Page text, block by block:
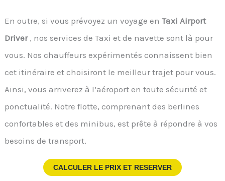
En outre, si vous prévoyez un voyage en Taxi Airport
Driver, nos services de Taxi et de navette sont là pour
vous. Nos chauffeurs expérimentés connaissent bien
cet itinéraire et choisiront le meilleur trajet pour vous.
Ainsi, vous arriverez à l’aéroport en toute sécurité et
ponctualité. Notre flotte, comprenant des berlines
confortables et des minibus, est prête à répondre à vos
besoins de transport.
CALCULER LE PRIX ET RESERVER